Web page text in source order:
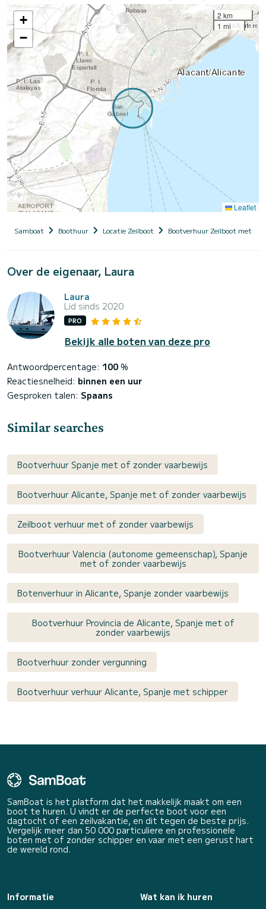
+
−
2 km
1 mi
Leaflet
Samboat Boothuur Locatie Zeilboot Bootverhuur Zeilboot met
Over de eigenaar, Laura
Laura
Lid sinds 2020
PRO
Bekijk alle boten van deze pro
Antwoordpercentage: 100 %
Reactiesnelheid: binnen een uur
Gesproken talen: Spaans
Similar searches
Bootverhuur Spanje met of zonder vaarbewijs
Bootverhuur Alicante, Spanje met of zonder vaarbewijs
Zeilboot verhuur met of zonder vaarbewijs
Bootverhuur Valencia (autonome gemeenschap), Spanje
met of zonder vaarbewijs
Botenverhuur in Alicante, Spanje zonder vaarbewijs
Bootverhuur Provincia de Alicante, Spanje met of
zonder vaarbewijs
Bootverhuur zonder vergunning
Bootverhuur verhuur Alicante, Spanje met schipper
SamBoat is het platform dat het makkelijk maakt om een
boot te huren. U vindt er de perfecte boot voor een
dagtocht of een zeilvakantie, en dit tegen de beste prijs.
Vergelijk meer dan 50 000 particuliere en professionele
boten met of zonder schipper en vaar met een gerust hart
de wereld rond.
Informatie
Wat kan ik huren